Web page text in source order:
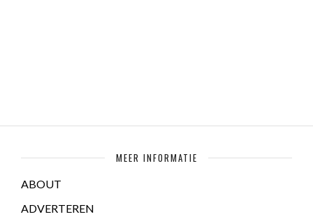
MEER INFORMATIE
ABOUT
ADVERTEREN